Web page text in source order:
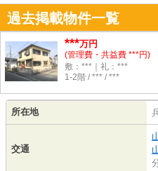
過去掲載物件一覧
***万円
(管理費・共益費 ***円)
敷：***｜礼：***
1-2階 / *** / ***
所在地
交通